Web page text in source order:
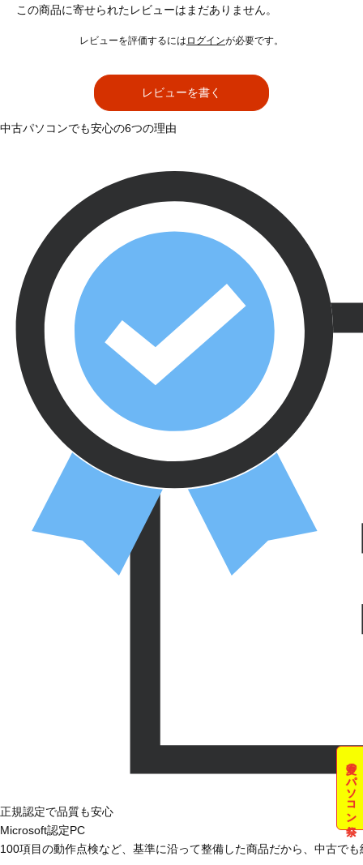
この商品に寄せられたレビューはまだありません。
レビューを評価するには ログインが必要です。
レビューを書く
夏のパソコン祭
中古パソコンでも安心の6つの理由
正規認定で品質も安心
Microsoft認定PC
100項目の動作点検など、基準に沿って整備した商品だから、中古で